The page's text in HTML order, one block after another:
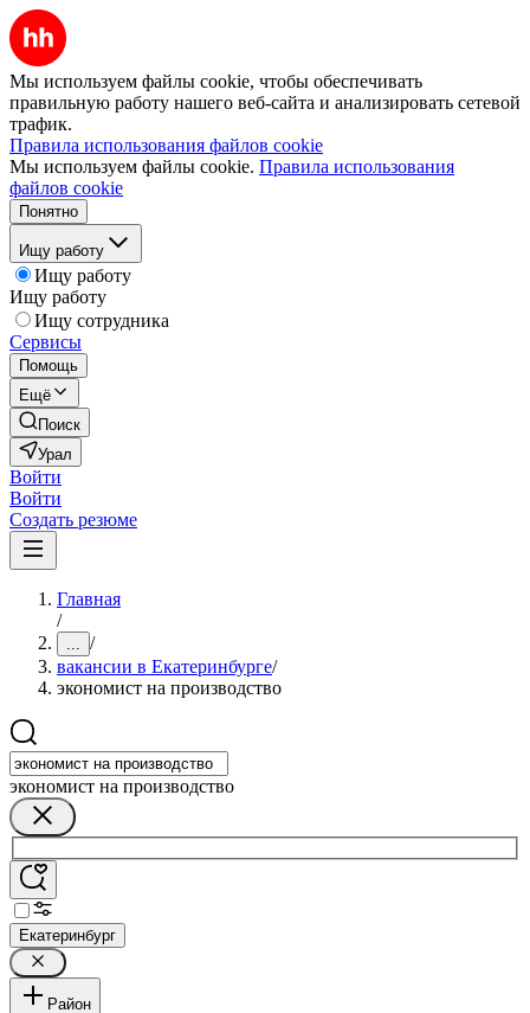
Мы используем файлы cookie, чтобы обеспечивать
правильную работу нашего веб-сайта и анализировать сетевой
трафик.
Правила использования файлов cookie
Мы используем файлы cookie. Правила использования
файлов cookie
Понятно
Ищу работу
Ищу работу
Ищу работу
Ищу сотрудника
Сервисы
Помощь
Ещё
Поиск
Урал
Войти
Войти
Создать резюме
Главная
/
... /
вакансии в Екатеринбурге/
экономист на производство
экономист на производство
Екатеринбург
Район